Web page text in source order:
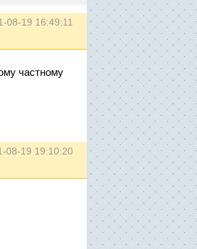
08-19 16:49:11
частному
08-19 19:10:20